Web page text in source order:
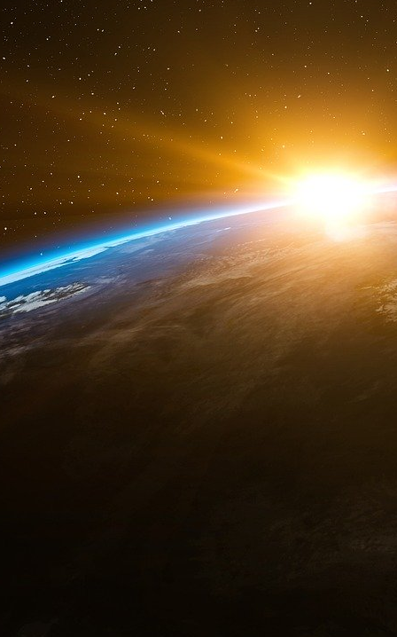
Comme nous avons repéré chez Villepin
prise à une manipulation, nous faisons
fasciné par les activités « secrètes, » ou
Lahoud présente sans doute le profil le plus
et groupie du Mossad israélien, habile en
Pour repérer, enrôler et pousser une
Quelqu’un qui n’apparaîtra jamais sur le
http://www.recherches-sur-le-terror...